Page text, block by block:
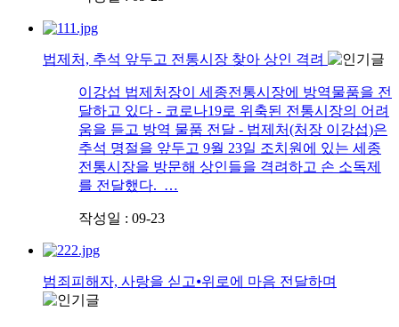
법제처, 추석 앞두고 전통시장 찾아 상인 격려
이강섭 법제처장이 세종전통시장에 방역물품을 전
달하고 있다 - 코로나19로 위축된 전통시장의 어려
움을 듣고 방역 물품 전달 - 법제처(처장 이강섭)은
추석 명절을 앞두고 9월 23일 조치원에 있는 세종
전통시장을 방문해 상인들을 격려하고 손 소독제
를 전달했다. …
작성일 : 09-23
범죄피해자, 사랑을 싣고⦁위로에 마음 전달하며